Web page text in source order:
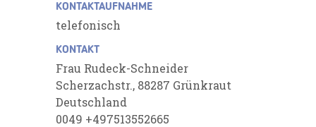
KONTAKTAUFNAHME
telefonisch
KONTAKT
Frau Rudeck-Schneider
Scherzachstr., 88287 Grünkraut
Deutschland
0049 +497513552665